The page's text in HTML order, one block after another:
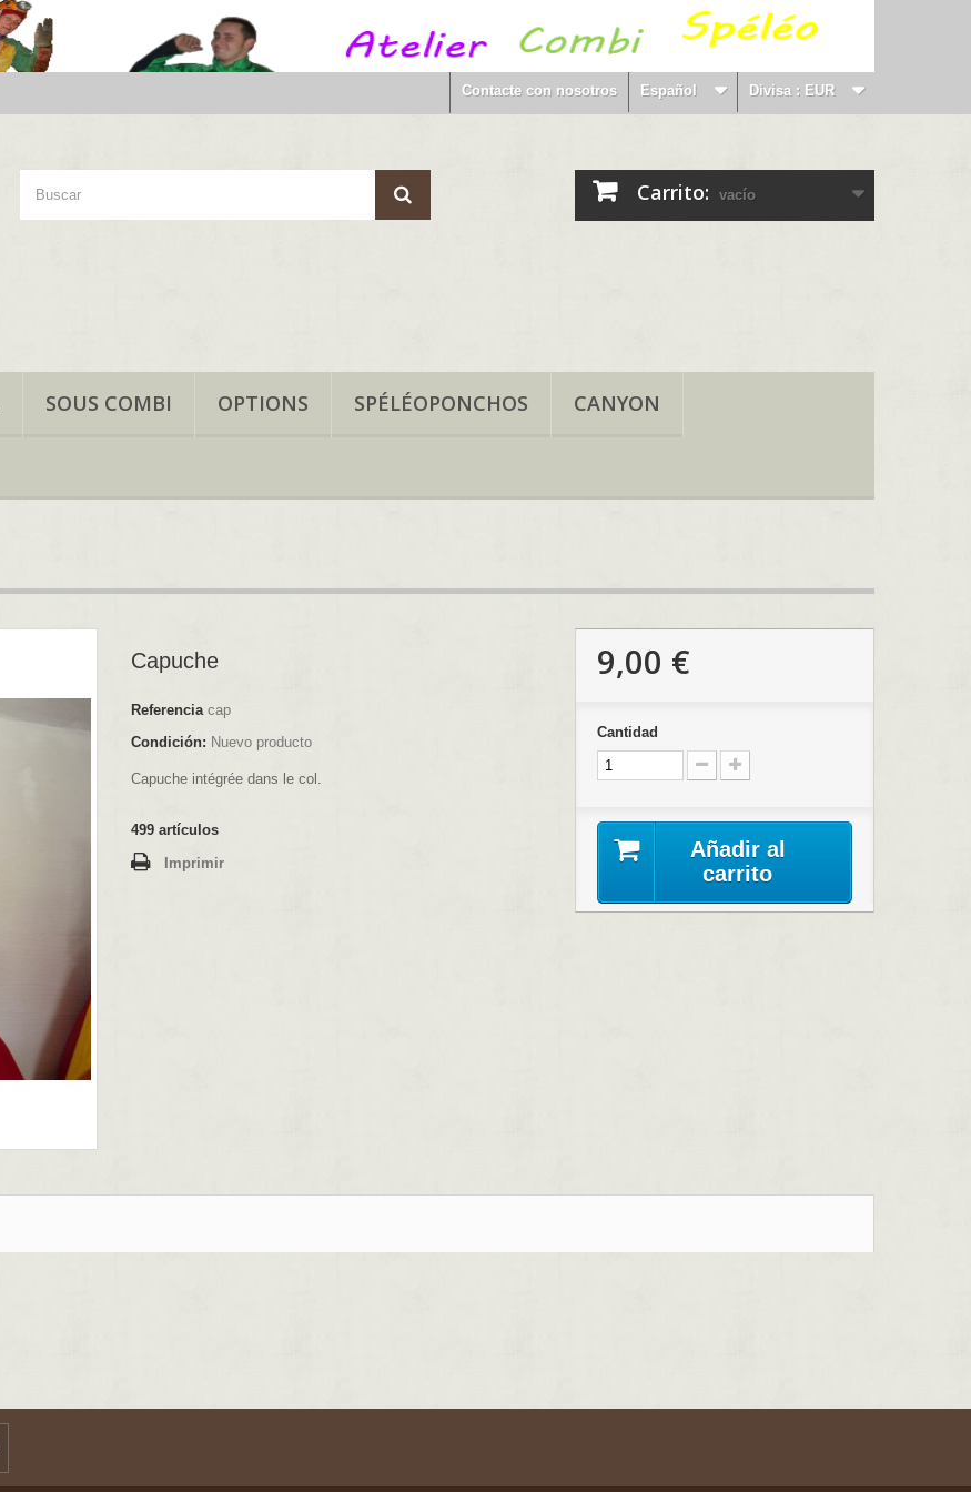
Divisa : EUR
Español
Contacte con nosotros
Carrito: vacío
SOUS COMBI OPTIONS SPÉLÉOPONCHOS CANYON
Capuche
Referencia cap
Condición: Nuevo producto
Capuche intégrée dans le col.
499 artículos
Imprimir
9,00 €
Cantidad
Añadir al
carrito